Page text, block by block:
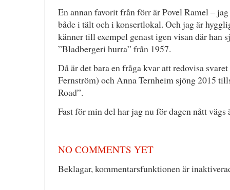
En annan favorit från förr är Povel Ramel –
både i tält och i konsertlokal. Och jag är
känner till exempel genast igen visan där han
”Bladbergeri hurra” från 1957.
Då är det bara en fråga kvar att redovisa
Fernström) och Anna Ternheim sjöng 2015
Road”.
Fast för min del har jag nu för dagen nått vägs
NO COMMENTS YET
Beklagar, kommentarsfunktionen är